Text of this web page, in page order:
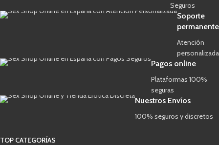
Seguros
Soporte
permanente
Atención
personalizada
Pagos online
Plataformas 100%
seguras
Nuestros Envíos
100% seguros y discretos
TOP CATEGORÍAS